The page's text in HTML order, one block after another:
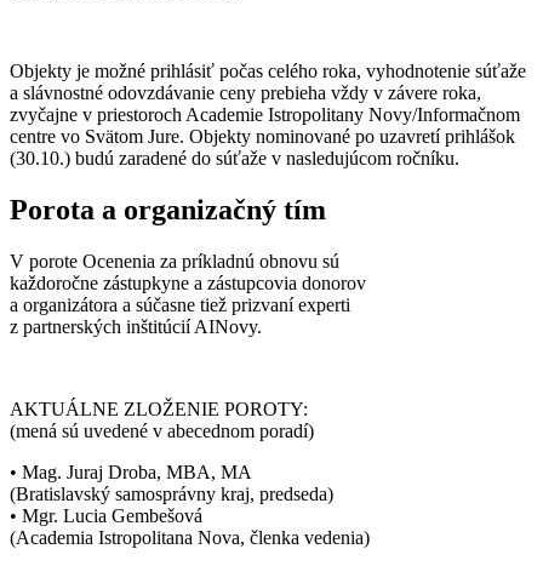
Objekty je možné prihlásiť počas celého roka, vyhodnotenie súťaže
a slávnostné odovzdávanie ceny prebieha vždy v závere roka,
zvyčajne v priestoroch Academie Istropolitany Novy/Informačnom
centre vo Svätom Jure. Objekty nominované po uzavretí prihlášok
(30.10.) budú zaradené do súťaže v nasledujúcom ročníku.
Porota a organizačný tím
V porote Ocenenia za príkladnú obnovu sú
každoročne zástupkyne a zástupcovia donorov
a organizátora a súčasne tiež prizvaní experti
z partnerských inštitúcií AINovy.
AKTUÁLNE ZLOŽENIE POROTY:
(mená sú uvedené v abecednom poradí)
• Mag. Juraj Droba, MBA, MA
(Bratislavský samosprávny kraj, predseda)
• Mgr. Lucia Gembešová
(Academia Istropolitana Nova, členka vedenia)